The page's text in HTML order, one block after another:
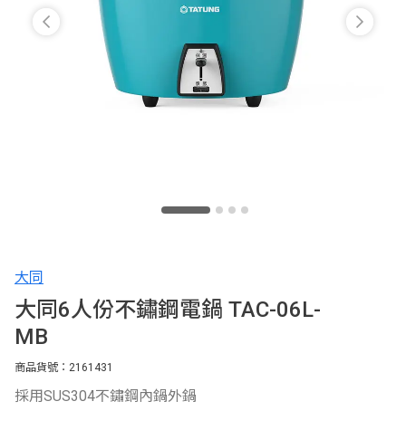
大同
大同6人份不鏽鋼電鍋 TAC-06L-
MB
商品貨號：2161431
採用SUS304不鏽鋼內鍋外鍋